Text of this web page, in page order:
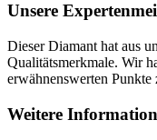
Unsere
Dieser Diamant hat aus
Qualitätsmerkmale. Wir
erwähnenswerten Punkte
Weitere